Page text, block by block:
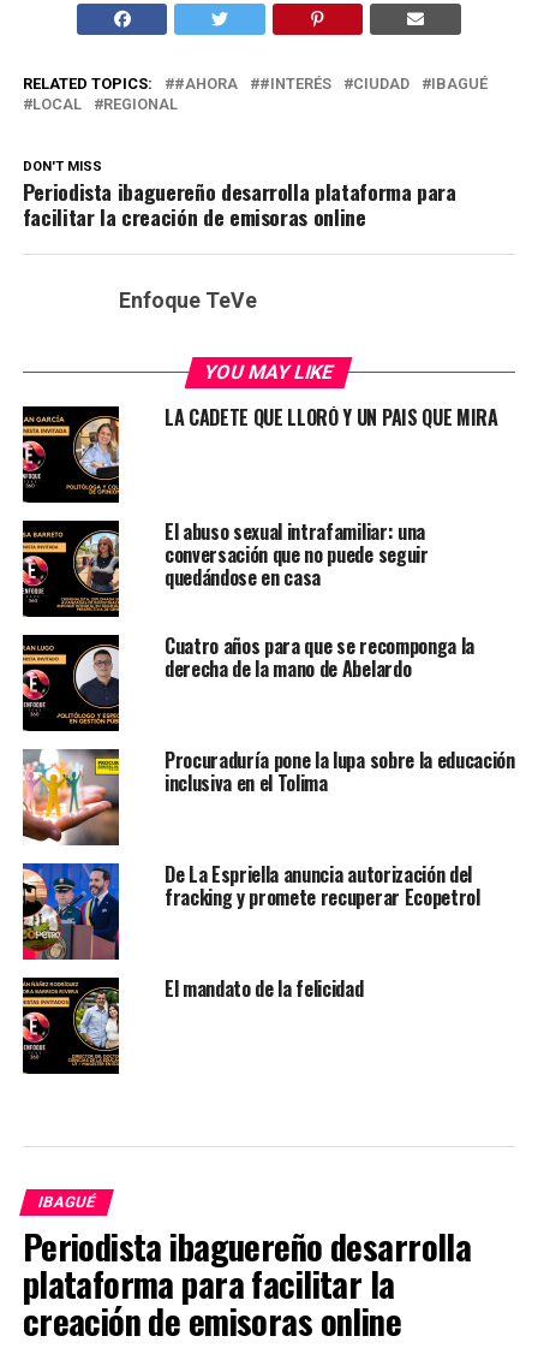
RELATED TOPICS: #AHORA #INTERÉS CIUDAD
IBAGUÉ
LOCAL
REGIONAL
DON'T MISS
Periodista ibaguereño desarrolla plataforma para
facilitar la creación de emisoras online
Enfoque TeVe
YOU MAY LIKE
LA CADETE QUE LLORÓ Y UN PAIS QUE MIRA
El abuso sexual intrafamiliar: una
conversación que no puede seguir
quedándose en casa
Cuatro años para que se recomponga la
derecha de la mano de Abelardo
Procuraduría pone la lupa sobre la educación
inclusiva en el Tolima
De La Espriella anuncia autorización del
fracking y promete recuperar Ecopetrol
El mandato de la felicidad
IBAGUÉ
Periodista ibaguereño desarrolla
plataforma para facilitar la
creación de emisoras online